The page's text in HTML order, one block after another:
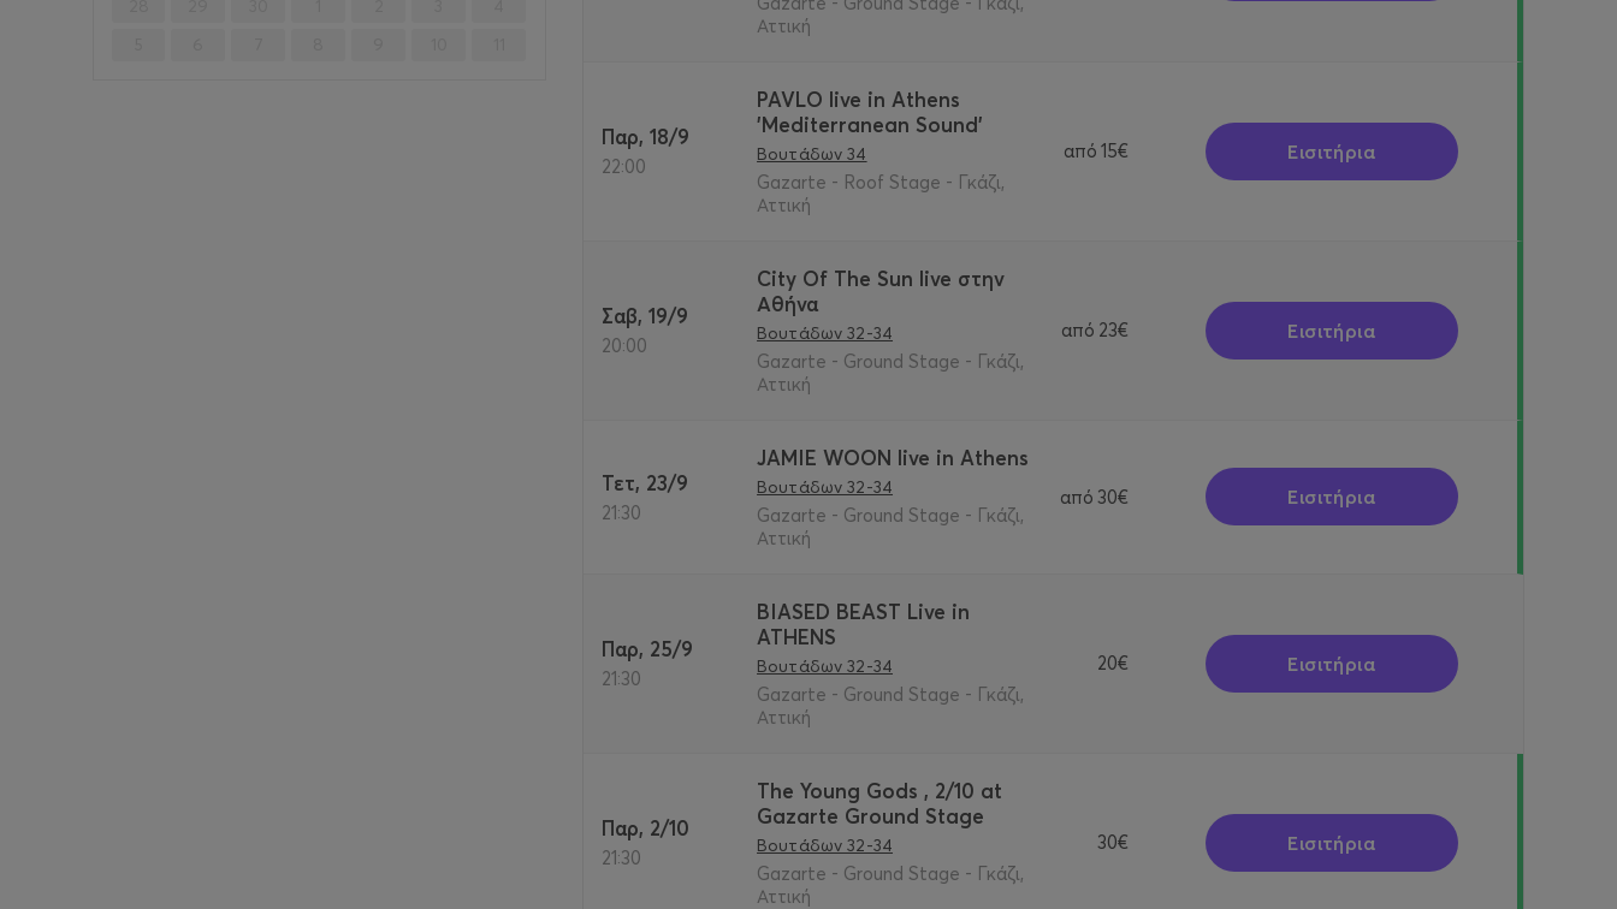
Αττική
Παρ, 18/9
22:00
PAVLO live in Athens
'Mediterranean Sound'
Βουτάδων 34
Gazarte - Roof Stage - Γκάζι,
Αττική
από 15€ Εισιτήρια
Σαβ, 19/9
20:00
City Of The Sun live στην
Αθήνα
Βουτάδων 32-34
Gazarte - Ground Stage - Γκάζι,
Αττική
από 23€ Εισιτήρια
Τετ, 23/9
21:30
JAMIE WOON live in Athens
Βουτάδων 32-34
Gazarte - Ground Stage - Γκάζι,
Αττική
από 30€ Εισιτήρια
Παρ, 25/9
21:30
BIASED BEAST Live in
ATHENS
Βουτάδων 32-34
Gazarte - Ground Stage - Γκάζι,
Αττική
20€ Εισιτήρια
Παρ, 2/10
21:30
The Young Gods , 2/10 at
Gazarte Ground Stage
Βουτάδων 32-34
Gazarte - Ground Stage - Γκάζι,
Αττική
30€ Εισιτήρια